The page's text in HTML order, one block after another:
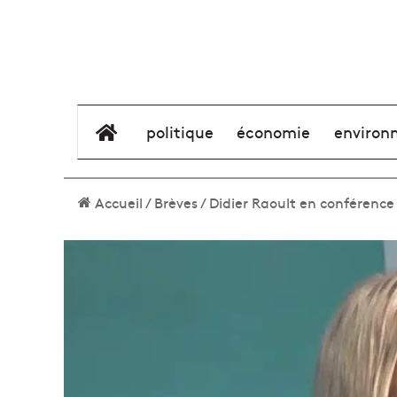
élément de menu
politique économie
Accueil/Brèves/Didier Raoult en